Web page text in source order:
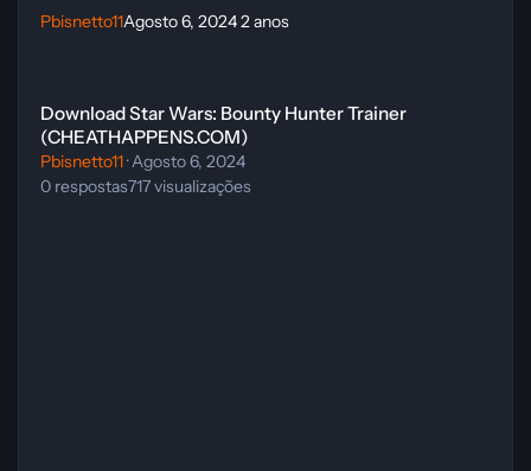
Pbisnetto11Agosto 6, 20242 anos
Download Star Wars: Bounty Hunter Trainer
(CHEATHAPPENS.COM)
Pbisnetto11·Agosto 6, 2024
0 respostas717visualizações